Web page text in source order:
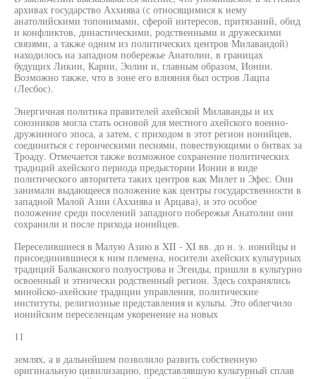
архивах государство Аххиява (с относящимися к нему
анатолийскими топонимами, сферой интересов, притязаний, обид
и конфликтов, династическими, родственными и дружескими
связями, а также одним из политических центров Милавандой)
находилось на западном побережье Анатолии, в границах
будущих Ликии, Карии, Эолии и, главным образом, Ионии.
Возможно также, что в зоне его влияния был остров Лацпа
(Лесбос).
Энергичная политика правителей ахейской Милаванды и их
союзников могла стать основой для местного ахейского военно-
дружинного эпоса, а затем, с приходом в этот регион ионийцев,
соединиться с героическими песнями, повествующими о битвах за
Троаду. Отмечается также возможное сохранение политических
традиций ахейского периода предыстории Ионии в виде
политического авторитета таких центров как Милет и Эфес. Они
занимали выдающееся положение как центры государственности в
западной Малой Азии (Аххиява и Арцава), и это особое
положение среди поселений западного побережья Анатолии они
сохранили и после прихода ионийцев.
Переселившиеся в Малую Азию в XII - XI вв. до н. э. ионийцы и
присоединившиеся к ним племена, носители ахейских культурных
традиций Балканского полуострова и Эгеиды, пришли в культурно
освоенный и этнически родственный регион. Здесь сохранялись
минойско-ахейские традиции управления, политические
институты, религиозные представления и культы. Это облегчило
ионийским переселенцам укоренение на новых
11
землях, а в дальнейшем позволило развить собственную
оригинальную цивилизацию, представлявшую культурный сплав